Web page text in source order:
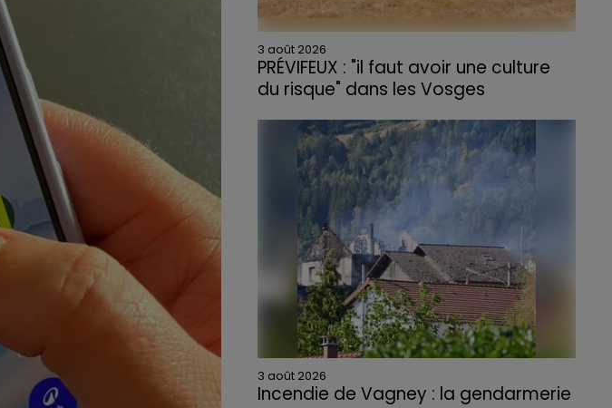
3 août 2026
PRÉVIFEUX : "il faut avoir une culture
du risque" dans les Vosges
3 août 2026
Incendie de Vagney : la gendarmerie